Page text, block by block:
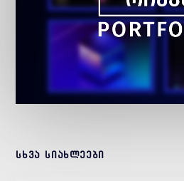
სხვა სიახლეები